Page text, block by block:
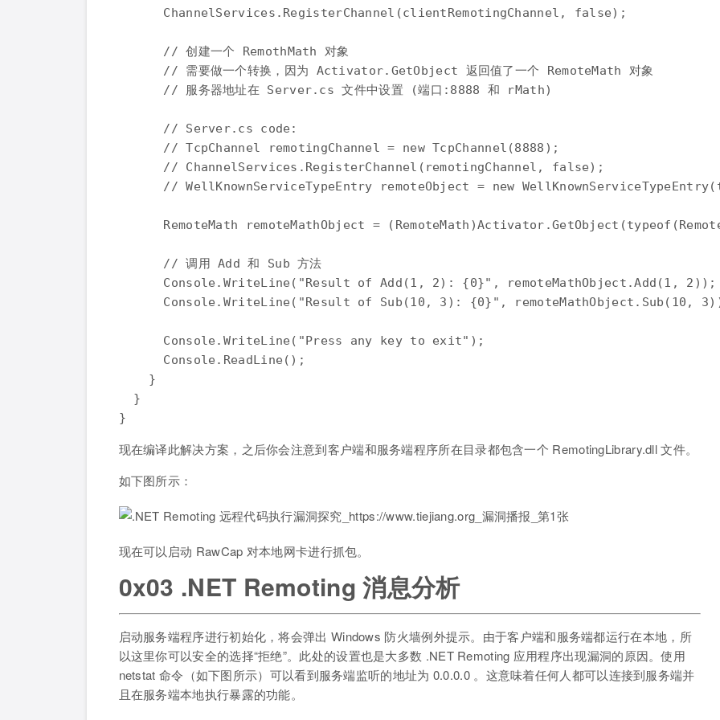
      ChannelServices.RegisterChannel(clientRemotingChannel, false);
      // 创建一个 RemothMath 对象
      // 需要做一个转换，因为 Activator.GetObject 返回值了一个 RemoteMath 对象
      // 服务器地址在 Server.cs 文件中设置 (端口:8888 和 rMath)
      // Server.cs code:
      // TcpChannel remotingChannel = new TcpChannel(8888);
      // ChannelServices.RegisterChannel(remotingChannel, false);
// WellKnownServiceTypeEntry remoteObject = new
RemoteMath remoteMathObject =
      // 调用 Add 和 Sub 方法
      Console.WriteLine("Result of Add(1, 2): {0}", remoteMathObject.Add(1, 2));
Console.WriteLine("Result of Sub(10, 3): {0}", remoteMathObject.Sub(10,
      Console.WriteLine("Press any key to exit");
      Console.ReadLine();
    }
  }
现在编译此解决方案，之后你会注意到客户端和服务端程序所在目录都包含一个 RemotingLibrary.dll 文件。
如下图所示：
现在可以启动 RawCap 对本地网卡进行抓包。
0x03 .NET Remoting 消息分析
启动服务端程序进行初始化，将会弹出 Windows 防火墙例外提示。由于客户端和服务端都运行在本地，所
以这里你可以安全的选择“拒绝”。此处的设置也是大多数 .NET Remoting 应用程序出现漏洞的原因。使用
netstat 命令（如下图所示）可以看到服务端监听的地址为 0.0.0.0 。这意味着任何人都可以连接到服务端并
且在服务端本地执行暴露的功能。